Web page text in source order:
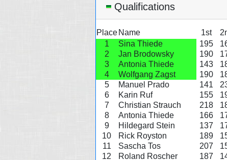
Qualifications
Place Name 1st
1
Sina Thiede 195
2
Jan Brodowsky 190
3
Antonia Thiede 143
4
Wolfgang Zagst 190
5
Manuel Prado 141
6
Karin Ruf 155
7
Christian Strauch 218
8
Antonia Thiede 166
9
Hildegard Stein 137
10
Rick Royston 189
11
Sascha Tos 207
12
Roland Roscher 187